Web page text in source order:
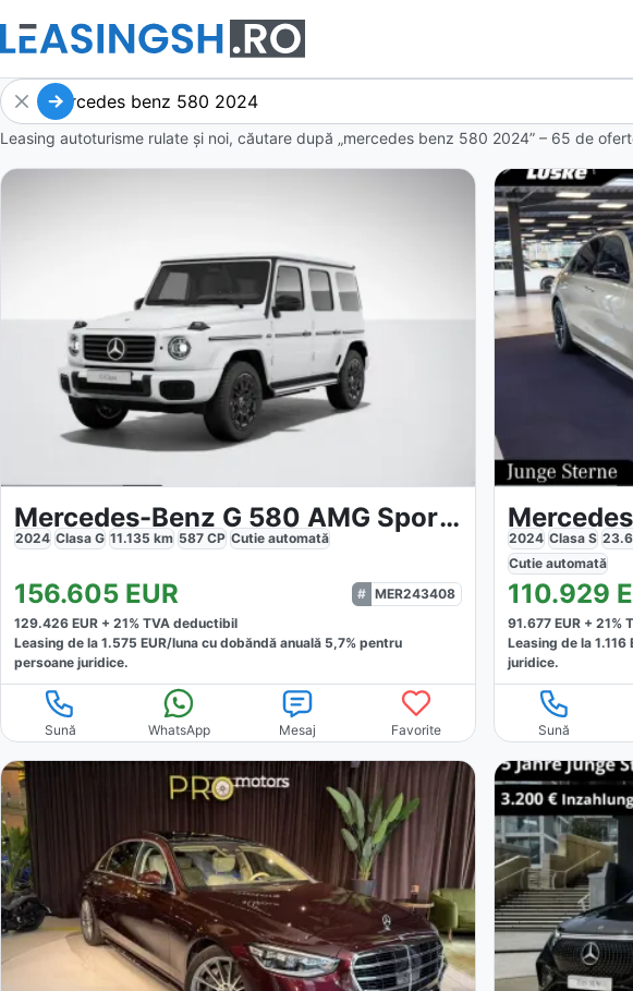
Leasing autoturisme rulate și noi, căutare după „mercedes benz 580 2024” – 65 de
Mercedes-Benz G 580 AMG Sport Edition
2024 Clasa G 11.135 km 587 CP Cutie automată
156.605 EUR
MER243408
129.426 EUR + 21% TVA deductibil
Leasing de la 1.575 EUR/luna cu dobăndă anuală 5,7% pentru
persoane juridice.
Sună WhatsApp Mesaj Favorite
2024 Clasa S
Cutieautomată
110.929
91.677 EUR +21%
Leasing de la1.116
juridice.
Sună